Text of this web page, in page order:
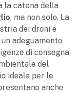
la catena della
, ma non solo. La
dei droni e
adeguamento
di consegna
del
ideale per le
anche